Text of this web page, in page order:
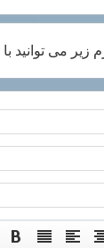
زیر می توانید